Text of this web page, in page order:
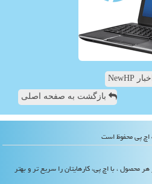
اخبار NewHP
بازگشت به صفحه اصلی
محصول ، با اچ پی، کارهایتان را سریع تر و بهتر